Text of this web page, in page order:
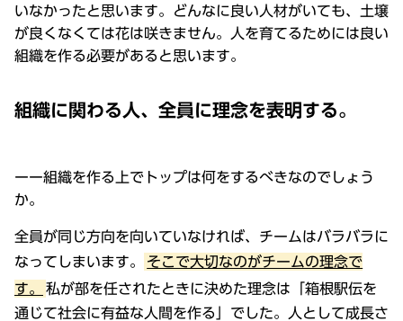
いなかったと思います。どんなに良い人材がいても、土壌
が良くなくては花は咲きません。人を育てるためには良い
組織を作る必要があると思います。
組織に関わる人、全員に理念を表明する。
ーー組織を作る上でトップは何をするべきなのでしょう
か。
全員が同じ方向を向いていなければ、チームはバラバラに
なってしまいます。
そこで大切なのがチームの理念で
す。
私が部を任されたときに決めた理念は「箱根駅伝を
通じて社会に有益な人間を作る」でした。人として成長さ